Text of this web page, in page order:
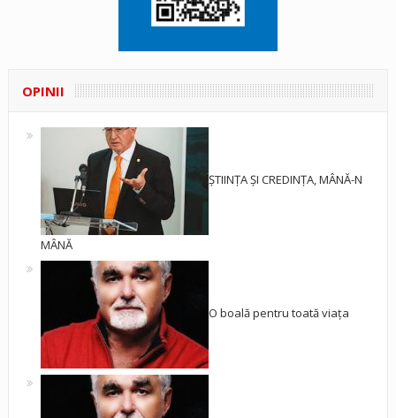
OPINII
ȘTIINȚA ȘI CREDINȚA, MÂNĂ-N
MÂNĂ
O boală pentru toată viața